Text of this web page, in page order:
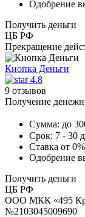
Одобрение
Получить деньги
ЦБ РФ
Прекращение
Кнопка Деньги
4.8
9 отзывов
Получение
Сумма: до
Срок: 7 - 30
Ставка от 0%
Одобрение
Получить деньги
ЦБ РФ
ООО МКК «495
№2103045009690